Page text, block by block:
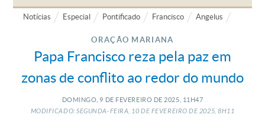
Notícias Especial Pontificado Francisco Angelus
ORAÇÃO MARIANA
Papa Francisco reza pela paz em
zonas de conflito ao redor do mundo
DOMINGO, 9 DE FEVEREIRO DE 2025, 11H47
MODIFICADO: SEGUNDA-FEIRA, 10 DE FEVEREIRO DE 2025, 8H11